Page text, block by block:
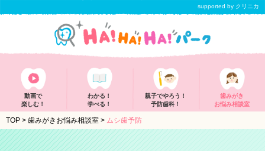
supported by クリニカ
動画で
楽しむ！
わかる！
学べる！
親子でやろう！
予防歯科！
歯みがき
お悩み相談室
TOP > 歯みがきお悩み相談室 > ムシ歯予防